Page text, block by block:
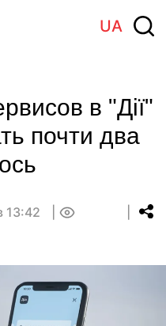
UA
в "Дії"
почти два
13:42